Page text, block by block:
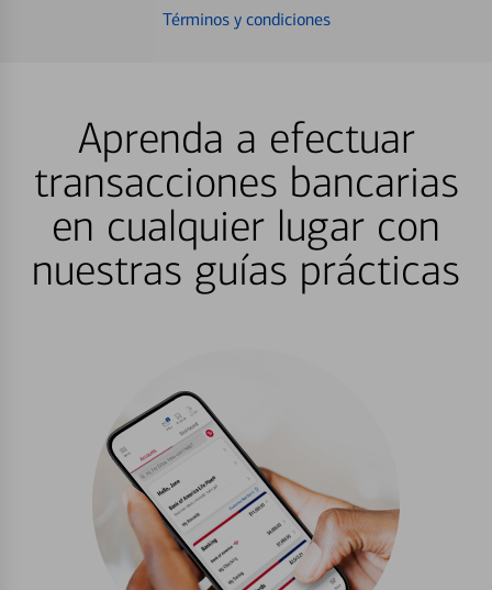
Términos y condiciones
Aprenda a efectuar
transacciones bancarias
en cualquier lugar con
nuestras guías prácticas